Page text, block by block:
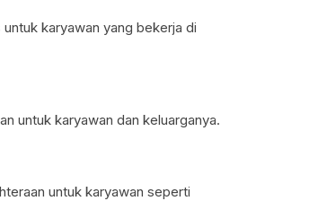
karyawan yang bekerja di
untuk karyawan dan keluarganya.
untuk karyawan seperti